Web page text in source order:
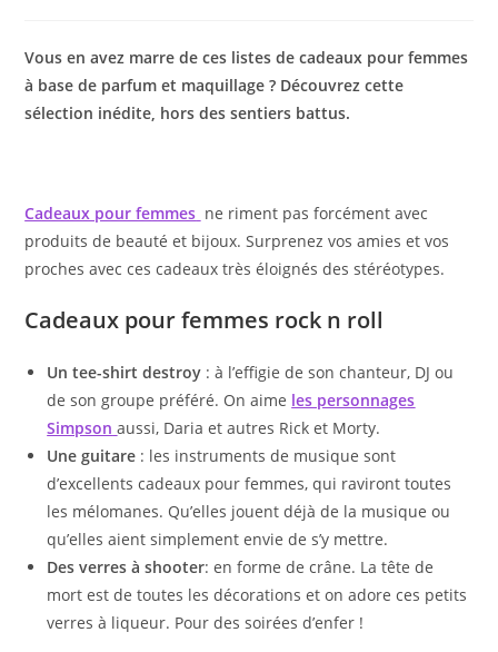
publication :
Vous en avez marre de ces listes de cadeaux pour femmes
à base de parfum et maquillage ? Découvrez cette
sélection inédite, hors des sentiers battus.
Cadeaux pour femmes ne riment pas forcément avec
produits de beauté et bijoux. Surprenez vos amies et vos
proches avec ces cadeaux très éloignés des stéréotypes.
Cadeaux pour femmes rock n roll
Un tee-shirt destroy : à l’effigie de son chanteur, DJ ou
de son groupe préféré. On aime les personnages
Simpson aussi, Daria et autres Rick et Morty.
Une guitare : les instruments de musique sont
d’excellents cadeaux pour femmes, qui raviront toutes
les mélomanes. Qu’elles jouent déjà de la musique ou
qu’elles aient simplement envie de s’y mettre.
Des verres à shooter: en forme de crâne. La tête de
mort est de toutes les décorations et on adore ces petits
verres à liqueur. Pour des soirées d’enfer !